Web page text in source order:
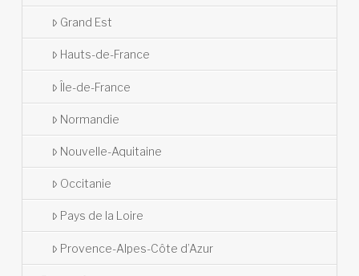
Grand Est
Hauts-de-France
Île-de-France
Normandie
Nouvelle-Aquitaine
Occitanie
Pays de la Loire
Provence-Alpes-Côte d’Azur